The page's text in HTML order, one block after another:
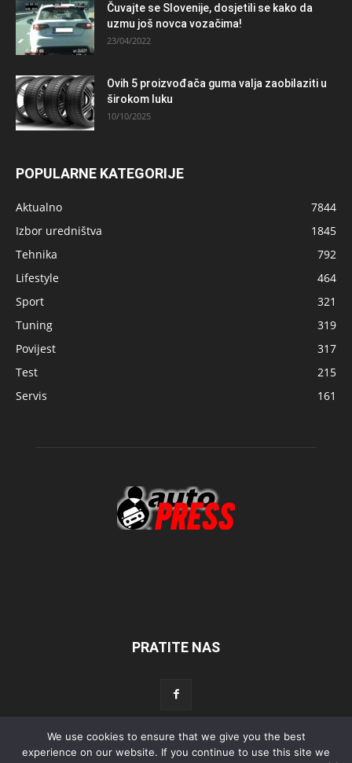
Čuvajte se Slovenije, dosjetili se kako da
uzmu još novca vozačima!
23/04/2022
Ovih 5 proizvođača guma valja zaobilaziti u
širokom luku
10/10/2025
POPULARNE KATEGORIJE
Aktualno
7844
Izbor uredništva
1845
Tehnika
792
Lifestyle
464
Sport
321
Tuning
319
Povijest
317
Test
215
Servis
161
PRATITE NAS
Početna Aktualno Test Tehnika Servis Tuning
Sport
We use cookies to ensure that we give you the best
experience on our website. If you continue to use this site we